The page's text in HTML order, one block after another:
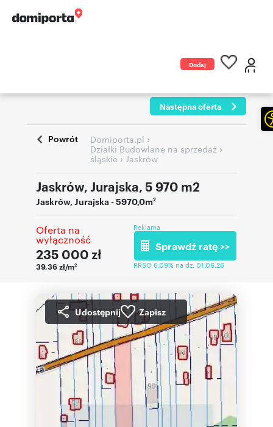
Dodaj
Następna oferta
Powrót Domiporta.pl ›
Działki Budowlane na sprzedaż ›
śląskie › Jaskrów
Jaskrów, Jurajska, 5 970 m2
Jaskrów,Jurajska- 5970,0m2
Oferta na
wyłączność
235 000 zł
39,36 zł/m2
Reklama
Sprawdź ratę >>
RRSO 6,09% na dz. 01.06.26
Udostępnij Zapisz